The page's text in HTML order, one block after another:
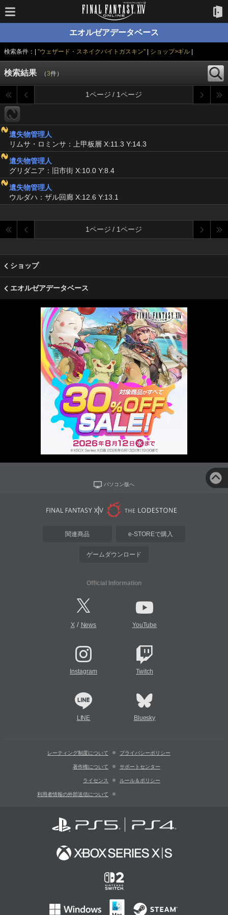
エオルゼアデータベース
検索条件：| "ウェザード・スネイクバイトガスキン"| ショップ>ギル
検索結果 （3件）
1ページ / 1ページ
遺失物管理人
リムサ・ロミンサ：上甲板層 X:11.3 Y:14.3
遺失物管理人
グリダニア：旧市街 X:10.0 Y:8.4
遺失物管理人
ウルダハ：ザル回廊 X:12.6 Y:13.1
1ページ / 1ページ
ショップ
エオルゼアデータベース
パソコン版へ
関連商品 e-STOREで購入
ゲームダウンロード
Official Information
X/ News YouTube
Instagram Twitch
LINE Bluesky
レーティング制度について プライバシーポリシー
著作権について サポートセンター
ライセンス ルール＆ポリシー
利用者情報の外部送信について